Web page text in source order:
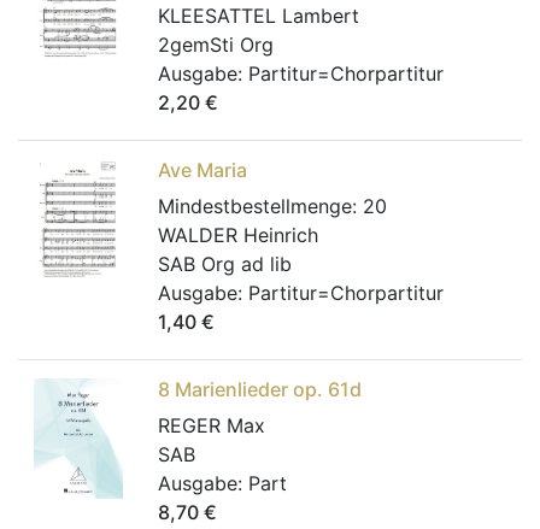
KLEESATTEL Lambert
2gemSti Org
Ausgabe: Partitur=Chorpartitur
2,20 €
Ave Maria
Mindestbestellmenge: 20
WALDER Heinrich
SAB Org ad lib
Ausgabe: Partitur=Chorpartitur
1,40 €
8 Marienlieder op. 61d
REGER Max
SAB
Ausgabe: Part
8,70 €